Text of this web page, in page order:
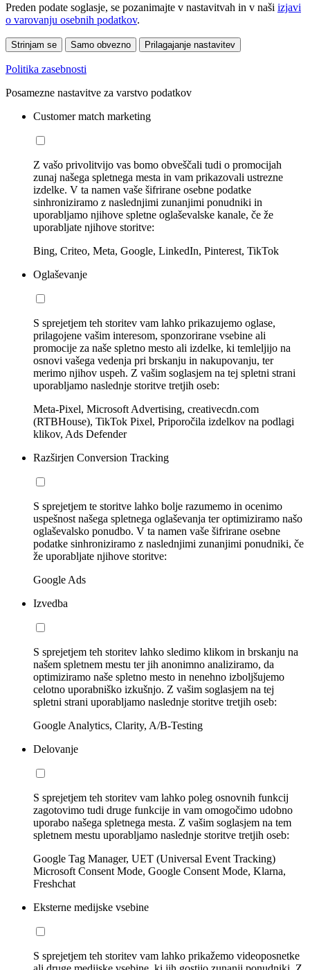
Preden podate soglasje, se pozanimajte v nastavitvah in v naši izjavi
o varovanju osebnih podatkov.
Strinjam se Samo obvezno Prilagajanje nastavitev
Politika zasebnosti
Posamezne nastavitve za varstvo podatkov
Customer match marketing
Z vašo privolitvijo vas bomo obveščali tudi o promocijah
zunaj našega spletnega mesta in vam prikazovali ustrezne
izdelke. V ta namen vaše šifrirane osebne podatke
sinhroniziramo z naslednjimi zunanjimi ponudniki in
uporabljamo njihove spletne oglaševalske kanale, če že
uporabljate njihove storitve:
Bing, Criteo, Meta, Google, LinkedIn, Pinterest, TikTok
Oglaševanje
S sprejetjem teh storitev vam lahko prikazujemo oglase,
prilagojene vašim interesom, sponzorirane vsebine ali
promocije za naše spletno mesto ali izdelke, ki temleljijo na
osnovi vašega vedenja pri brskanju in nakupovanju, ter
merimo njihov uspeh. Z vašim soglasjem na tej spletni strani
uporabljamo naslednje storitve tretjih oseb:
Meta-Pixel, Microsoft Advertising, creativecdn.com
(RTBHouse), TikTok Pixel, Priporočila izdelkov na podlagi
klikov, Ads Defender
Razširjen Conversion Tracking
S sprejetjem te storitve lahko bolje razumemo in ocenimo
uspešnost našega spletnega oglaševanja ter optimiziramo našo
oglaševalsko ponudbo. V ta namen vaše šifrirane osebne
podatke sinhroniziramo z naslednjimi zunanjimi ponudniki, če
že uporabljate njihove storitve:
Google Ads
Izvedba
S sprejetjem teh storitev lahko sledimo klikom in brskanju na
našem spletnem mestu ter jih anonimno analiziramo, da
optimiziramo naše spletno mesto in nenehno izboljšujemo
celotno uporabniško izkušnjo. Z vašim soglasjem na tej
spletni strani uporabljamo naslednje storitve tretjih oseb:
Google Analytics, Clarity, A/B-Testing
Delovanje
S sprejetjem teh storitev vam lahko poleg osnovnih funkcij
zagotovimo tudi druge funkcije in vam omogočimo udobno
uporabo našega spletnega mesta. Z vašim soglasjem na tem
spletnem mestu uporabljamo naslednje storitve tretjih oseb:
Google Tag Manager, UET (Universal Event Tracking)
Microsoft Consent Mode, Google Consent Mode, Klarna,
Freshchat
Eksterne medijske vsebine
S sprejetjem teh storitev vam lahko prikažemo videoposnetke